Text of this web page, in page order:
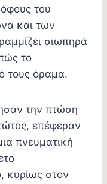
του
και των
σιωπηρά
το
τους όραμα.
την πτώση
επέφεραν
πνευματική
κυρίως στον